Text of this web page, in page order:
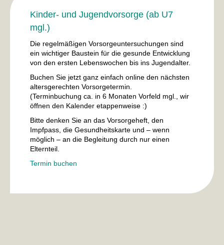
Kinder- und Jugendvorsorge (ab U7
mgl.)
Die regelmäßigen Vorsorgeuntersuchungen sind
ein wichtiger Baustein für die gesunde Entwicklung
von den ersten Lebenswochen bis ins Jugendalter.
Buchen Sie jetzt ganz einfach online den nächsten
altersgerechten Vorsorgetermin.
(Terminbuchung ca. in 6 Monaten Vorfeld mgl., wir
öffnen den Kalender etappenweise :)
Bitte denken Sie an das Vorsorgeheft, den
Impfpass, die Gesundheitskarte und – wenn
möglich – an die Begleitung durch nur einen
Elternteil.
Termin buchen